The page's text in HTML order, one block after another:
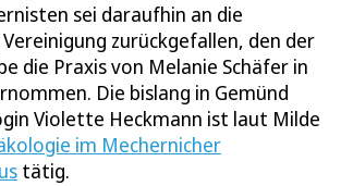
sei daraufhin an die
zurückgefallen, den der
die Praxis von Melanie Schäfer in
Die bislang in Gemünd
Violette Heckmann ist laut Milde
im Mechernicher
tätig.